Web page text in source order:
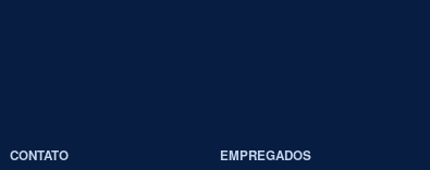
CONTATO EMPREGADOS